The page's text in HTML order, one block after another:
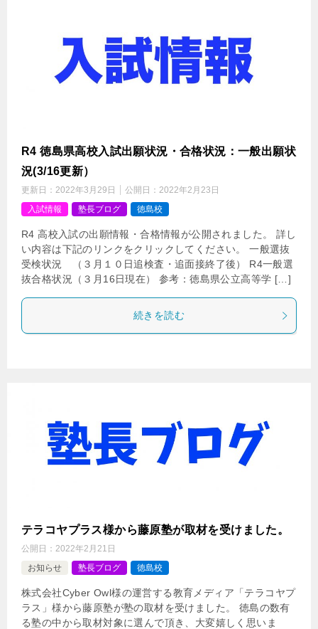
R4 徳島県高校入試出願状況・合格状況：一般出願状
況(3/16更新）
更新日： 2022年3月29日 公開日： 2022年2月23日
入試情報
塾長ブログ 徳島校
R4 高校入試の出願情報・合格情報が公開されました。 詳し
い内容は下記のリンクをクリックしてください。 一般選抜
受検状況 （３月１０日追検査・追面接終了後） R4一般選
抜合格状況（３月16日現在） 参考：徳島県公立高等学 […]
続きを読む
テラコヤプラス様から藤原塾が取材を受けました。
公開日： 2022年2月21日
お知らせ
塾長ブログ 徳島校
株式会社Cyber Owl様の運営する教育メディア「テラコヤプ
ラス」様から藤原塾が塾の取材を受けました。 徳島の数有
る塾の中から取材対象に選んで頂き、大変嬉しく思いま